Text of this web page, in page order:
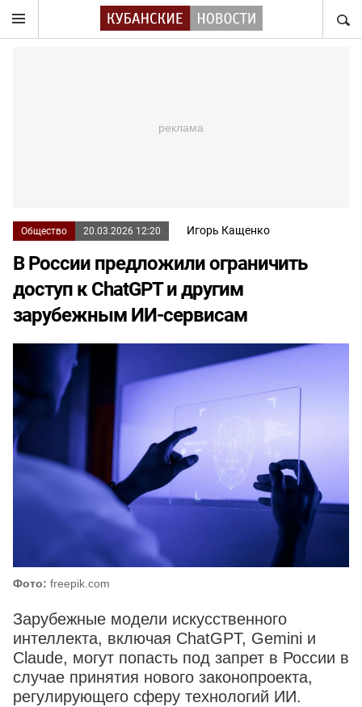
Общество 20.03.2026 12:20 Игорь Кащенко
В России предложили ограничить
доступ к ChatGPT и другим
зарубежным ИИ-сервисам
Фото: freepik.com
Зарубежные модели искусственного
интеллекта, включая ChatGPT, Gemini и
Claude, могут попасть под запрет в России в
случае принятия нового законопроекта,
регулирующего сферу технологий ИИ.